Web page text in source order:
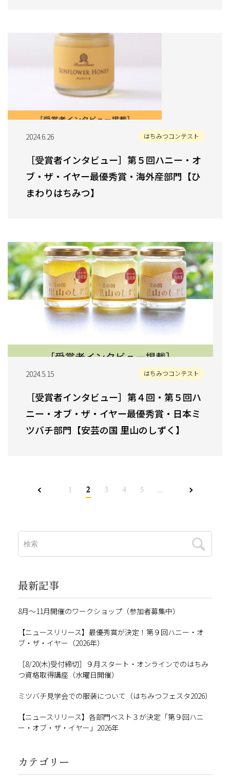
2024.6.26 はちみつコンテスト
［受賞者インタビュー］第５回ハニー・オ
ブ・ザ・イヤー最優秀賞・海外産部門【ひ
まわりはちみつ】
2024.5.15 はちみつコンテスト
［受賞者インタビュー］第４回・第５回ハ
ニー・オブ・ザ・イヤー最優秀賞・日本ミ
ツバチ部門【安芸の国 里山のしずく】
1 2 3 4 5 ...
最新記事
8月～11月開催のワークショップ（参加者募集中）
【ニュースリリース】最優秀賞が決定！第９回ハニー・オ
ブ・ザ・イヤー（2026年）
［8/20(木)受付締切］９月スタート・オンラインでのはちみ
つ資格取得講座（水曜日開催）
ミツバチ見学会での服装について（はちみつフェスタ2026）
【ニュースリリース】各部門ベスト３が決定「第９回ハニ
ー・オブ・ザ・イヤー」2026年
カテゴリー